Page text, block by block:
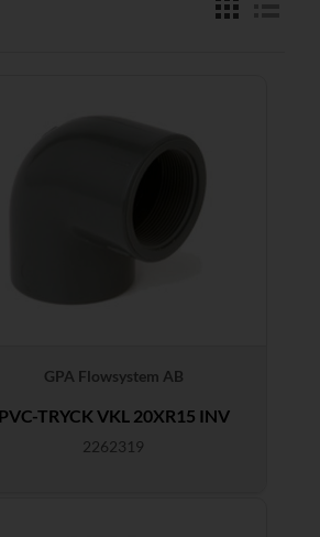
GPA Flowsystem AB
PVC-TRYCK VKL 20XR15 INV
2262319